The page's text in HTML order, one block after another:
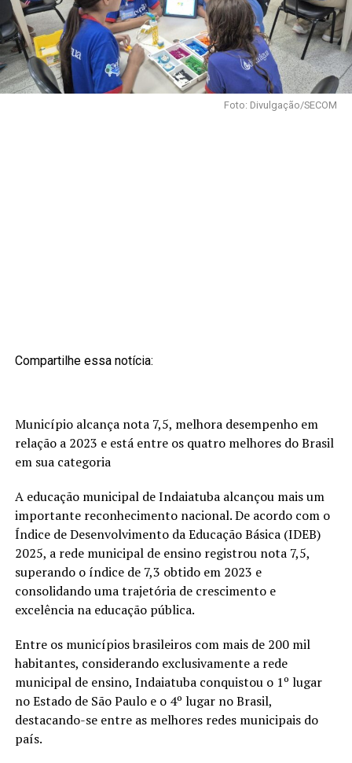
Foto: Divulgação/SECOM
Compartilhe essa notícia:
Município alcança nota 7,5, melhora desempenho em
relação a 2023 e está entre os quatro melhores do Brasil
em sua categoria
A educação municipal de Indaiatuba alcançou mais um
importante reconhecimento nacional. De acordo com o
Índice de Desenvolvimento da Educação Básica (IDEB)
2025, a rede municipal de ensino registrou nota 7,5,
superando o índice de 7,3 obtido em 2023 e
consolidando uma trajetória de crescimento e
excelência na educação pública.
Entre os municípios brasileiros com mais de 200 mil
habitantes, considerando exclusivamente a rede
municipal de ensino, Indaiatuba conquistou o 1º lugar
no Estado de São Paulo e o 4º lugar no Brasil,
destacando-se entre as melhores redes municipais do
país.